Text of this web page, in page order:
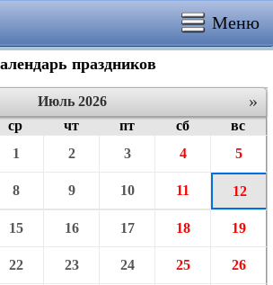
Меню
праздников
»
Июль 2026
ср чт пт сб
вс
1
2 3 4 5
8 9 10 11 12
15 16 17 18 19
22 23 24 25 26